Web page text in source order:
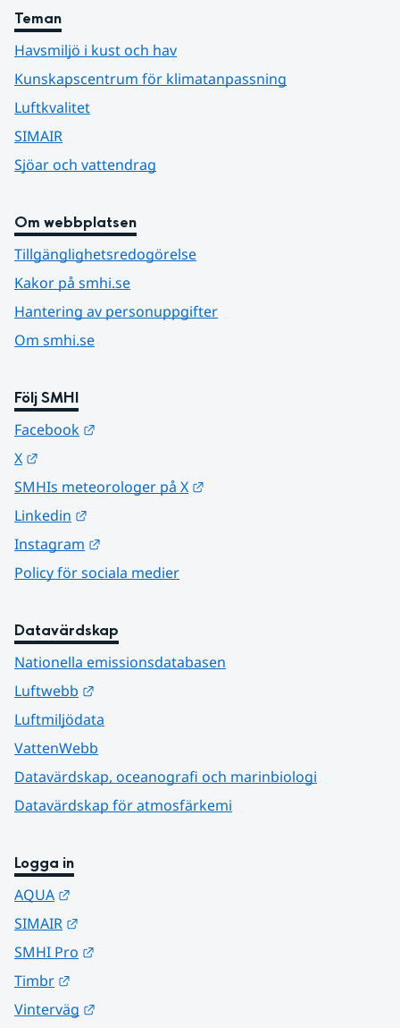
Teman
Havsmiljö i kust och hav
Kunskapscentrum för klimatanpassning
Luftkvalitet
SIMAIR
Sjöar och vattendrag
Om webbplatsen
Tillgänglighetsredogörelse
Kakor på smhi.se
Hantering av personuppgifter
Om smhi.se
Följ SMHI
Facebook
X
SMHIs meteorologer på X
Linkedin
Instagram
Policy för sociala medier
Datavärdskap
Nationella emissionsdatabasen
Luftwebb
Luftmiljödata
VattenWebb
Datavärdskap, oceanografi och marinbiologi
Datavärdskap för atmosfärkemi
Logga in
AQUA
SIMAIR
SMHI Pro
Timbr
Vinterväg